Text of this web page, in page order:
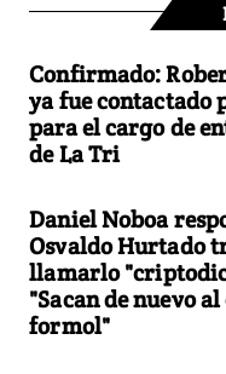
Confirmado:
ya fue contactado
para el cargo de
de La Tri
Daniel Noboa
Osvaldo Hurtado
llamarlo
"Sacan de nuevo
formol"